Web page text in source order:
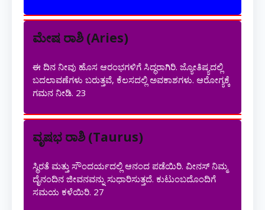
ಮೇಷ ರಾಶಿ (Aries)
ಈ ದಿನ ನೀವು ಹೊಸ ಆರಂಭಗಳಿಗೆ ಸಿದ್ಧರಾಗಿರಿ. ಜ್ಯೋತಿಷ್ಯದಲ್ಲಿ
ಬದಲಾವಣೆಗಳು ಬರುತ್ತವೆ, ಕೆಲಸದಲ್ಲಿ ಅವಕಾಶಗಳು. ಆರೋಗ್ಯಕ್ಕೆ
ಗಮನ ನೀಡಿ. 23
ವೃಷಭ ರಾಶಿ (Taurus)
ಸ್ಥಿರತೆ ಮತ್ತು ಸೌಂದರ್ಯದಲ್ಲಿ ಆನಂದ ಪಡೆಯಿರಿ. ವೀನಸ್ ನಿಮ್ಮ
ದೈನಂದಿನ ಜೀವನವನ್ನು ಸುಧಾರಿಸುತ್ತದೆ. ಕುಟುಂಬದೊಂದಿಗೆ
ಸಮಯ ಕಳೆಯಿರಿ. 27